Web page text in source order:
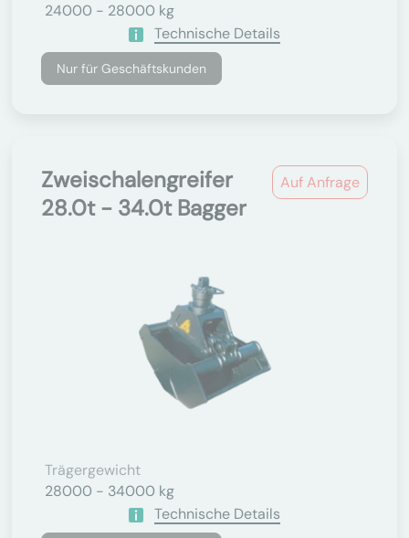
24000 - 28000 kg
Technische Details
Nur für Geschäftskunden
Auf Anfrage
Zweischalengreifer
28.0t - 34.0t Bagger
Trägergewicht
28000 - 34000 kg
Technische Details